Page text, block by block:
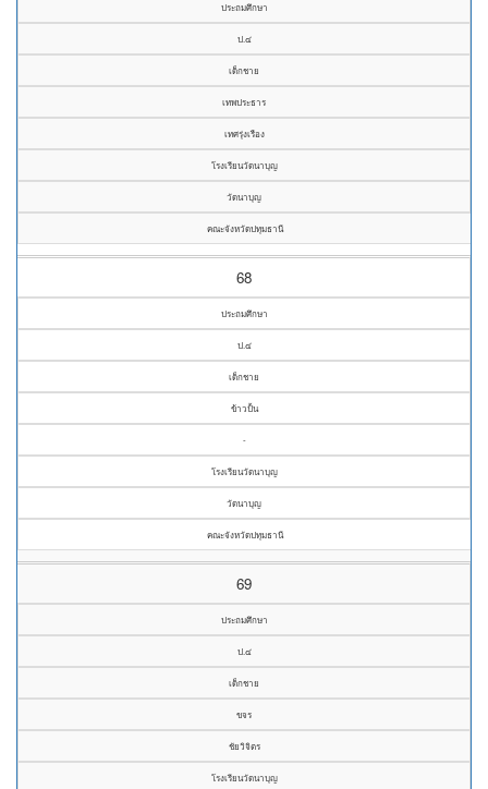
ประถมศึกษา
ป.๔
เด็กชาย
เทพประธาร
เทศรุ่งเรือง
โรงเรียนวัดนาบุญ
วัดนาบุญ
คณะจังหวัดปทุมธานี
68
ประถมศึกษา
ป.๔
เด็กชาย
ข้าวปั้น
-
โรงเรียนวัดนาบุญ
วัดนาบุญ
คณะจังหวัดปทุมธานี
69
ประถมศึกษา
ป.๔
เด็กชาย
ขจร
ชัยวิจิตร
โรงเรียนวัดนาบุญ